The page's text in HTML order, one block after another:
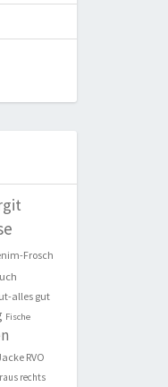
Frosch
alles gut
Fische
RVO
rechts